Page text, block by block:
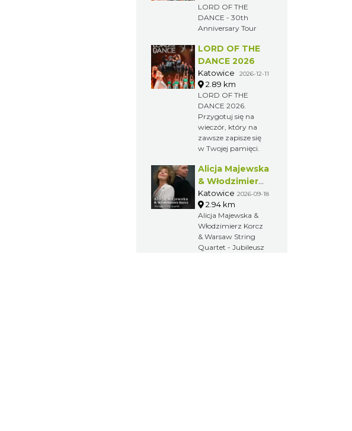
W KATOWICACH 3-
9.08.2026
LORD OF THE
DANCE - 30th
Anniversary
Tour
Katowice 2026-12-11
2.89 km
LORD OF THE
DANCE - 30th
Anniversary Tour
LORD OF THE
DANCE 2026
Katowice 2026-12-11
LORD OF THE
DANCE 2026.
Przygotuj się na
wieczór, który na
zawsze zapisze się
w Twojej pamięci.
Alicja Majewska